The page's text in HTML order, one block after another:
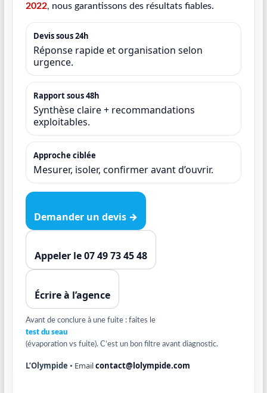
2022, nous garantissons des résultats fiables.
Devis sous 24h
Réponse rapide et organisation selon
urgence.
Rapport sous 48h
Synthèse claire + recommandations
exploitables.
Approche ciblée
Mesurer, isoler, confirmer avant d’ouvrir.
Demander un devis →
Appeler le 07 49 73 45 48
Écrire à l’agence
Avant de conclure à une fuite : faites le
test du seau
(évaporation vs fuite). C’est un bon filtre avant diagnostic.
L’Olympide • Emailcontact@lolympide.com